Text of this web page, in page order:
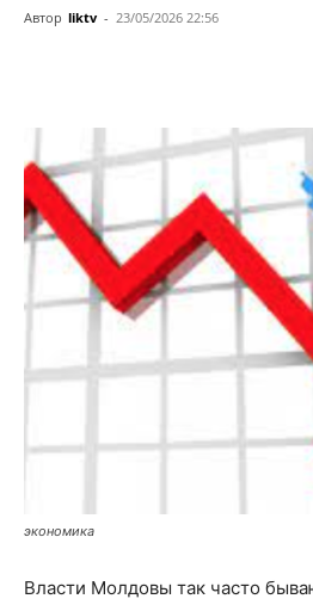
Автор liktv - 23/05/2026 22:56
экономика
Власти Молдовы так часто